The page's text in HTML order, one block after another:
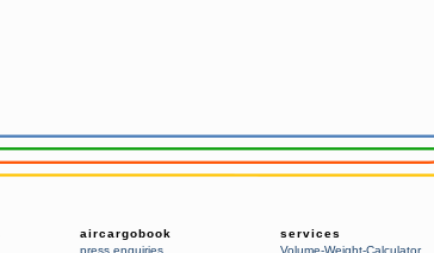
aircargobook
press enquiries
services
Volume-Weight-Calculator